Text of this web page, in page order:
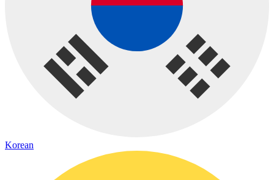
Korean